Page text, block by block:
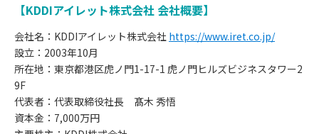
【KDDIアイレット株式会社 会社概要】
会社名：KDDIアイレット株式会社 https://www.iret.co.jp/
設立：2003年10月
所在地：東京都港区虎ノ門1-17-1 虎ノ門ヒルズビジネスタワー2
9F
代表者：代表取締役社長 髙木 秀悟
資本金：7,000万円